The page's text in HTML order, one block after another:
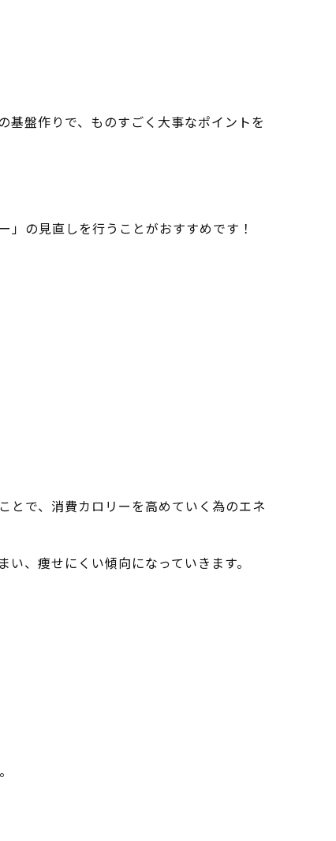
基盤作りで、ものすごく大事なポイントを
の見直しを行うことがおすすめです！
とで、消費カロリーを高めていく為のエネ
、痩せにくい傾向になっていきます。